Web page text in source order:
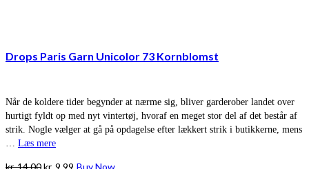
Drops Paris Garn Unicolor 73 Kornblomst
Når de koldere tider begynder at nærme sig, bliver garderober landet over
hurtigt fyldt op med nyt vintertøj, hvoraf en meget stor del af det består af
strik. Nogle vælger at gå på opdagelse efter lækkert strik i butikkerne, mens
Læs mere
kr.14,00Den
kr. 9,99 Den
Buy Now